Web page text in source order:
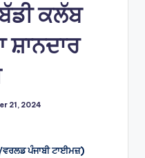
ਕਲੱਬ
21, 2024
ਪੰਜਾਬੀ ਟਾਈਮਜ਼)